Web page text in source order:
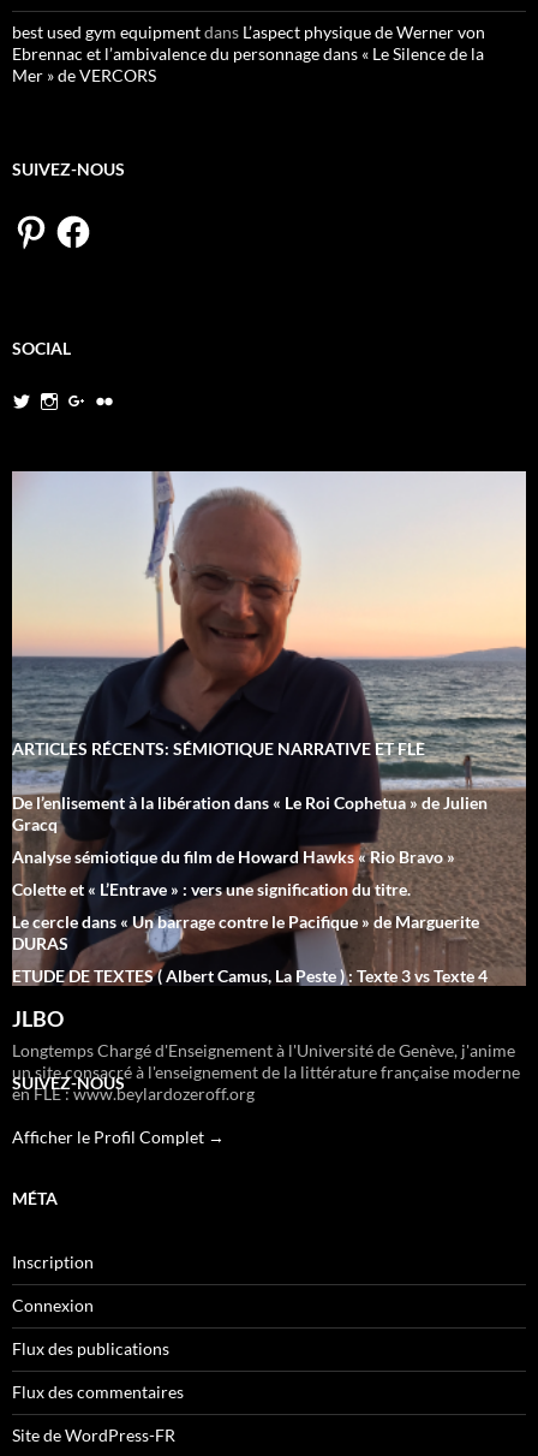
best used gym equipmentdans L’aspect physique de Werner von
Ebrennac et l’ambivalence du personnage dans « Le Silence de la
Mer » de VERCORS
SUIVEZ-NOUS
PinterestFacebook
SOCIAL
TwitterInstagram
Google+
JLBO
Longtemps Chargé d'Enseignement à l'Université de Genève, j'anime
un site consacré à l'enseignement de la littérature française moderne
en FLE : www.beylardozeroff.org
Afficher le Profil Complet →
ARTICLES RÉCENTS: SÉMIOTIQUE NARRATIVE ET FLE
De l’enlisement à la libération dans « Le Roi Cophetua » de Julien
Gracq
Analyse sémiotique du film de Howard Hawks « Rio Bravo »
Colette et « L’Entrave » : vers une signification du titre.
Le cercle dans « Un barrage contre le Pacifique » de Marguerite
DURAS
ETUDE DE TEXTES ( Albert Camus, La Peste ) : Texte 3 vs Texte 4
SUIVEZ-NOUS
MÉTA
Inscription
Connexion
Flux des publications
Flux des commentaires
Site de WordPress-FR